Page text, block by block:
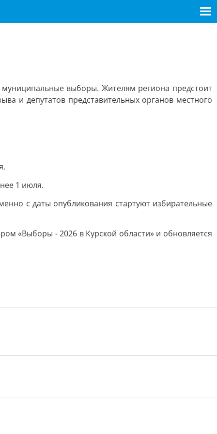
выборы. Жителям региона предстоит
и депутатов представительных органов местного
1 июля.
с даты опубликования стартуют избирательные
«Выборы - 2026 в Курской области» и обновляется